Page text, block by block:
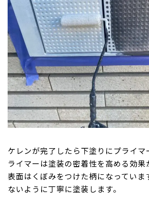
ケレンが完了したら下塗りにプライ
ライマーは塗装の密着性を高める効果
表面はくぼみをつけた柄になっていま
ないように丁寧に塗装します。